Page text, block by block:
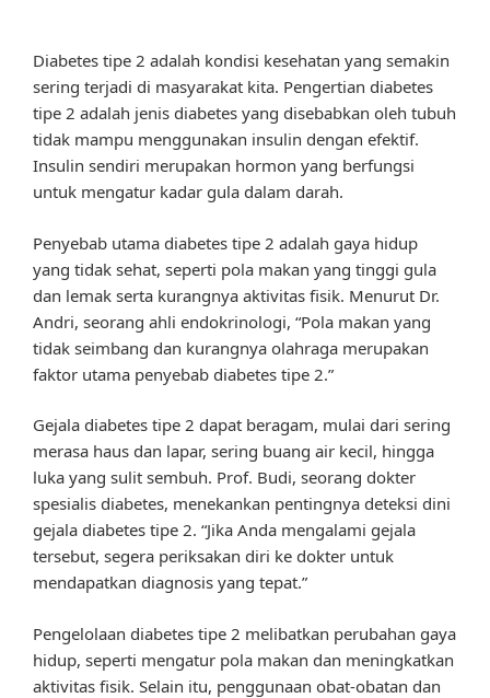
Diabetes tipe 2 adalah kondisi kesehatan yang semakin
sering terjadi di masyarakat kita. Pengertian diabetes
tipe 2 adalah jenis diabetes yang disebabkan oleh tubuh
tidak mampu menggunakan insulin dengan efektif.
Insulin sendiri merupakan hormon yang berfungsi
untuk mengatur kadar gula dalam darah.
Penyebab utama diabetes tipe 2 adalah gaya hidup
yang tidak sehat, seperti pola makan yang tinggi gula
dan lemak serta kurangnya aktivitas fisik. Menurut Dr.
Andri, seorang ahli endokrinologi, “Pola makan yang
tidak seimbang dan kurangnya olahraga merupakan
faktor utama penyebab diabetes tipe 2.”
Gejala diabetes tipe 2 dapat beragam, mulai dari sering
merasa haus dan lapar, sering buang air kecil, hingga
luka yang sulit sembuh. Prof. Budi, seorang dokter
spesialis diabetes, menekankan pentingnya deteksi dini
gejala diabetes tipe 2. “Jika Anda mengalami gejala
tersebut, segera periksakan diri ke dokter untuk
mendapatkan diagnosis yang tepat.”
Pengelolaan diabetes tipe 2 melibatkan perubahan gaya
hidup, seperti mengatur pola makan dan meningkatkan
aktivitas fisik. Selain itu, penggunaan obat-obatan dan